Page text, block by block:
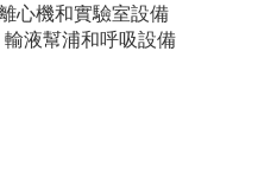
心機和實驗室設備
液幫浦和呼吸設備